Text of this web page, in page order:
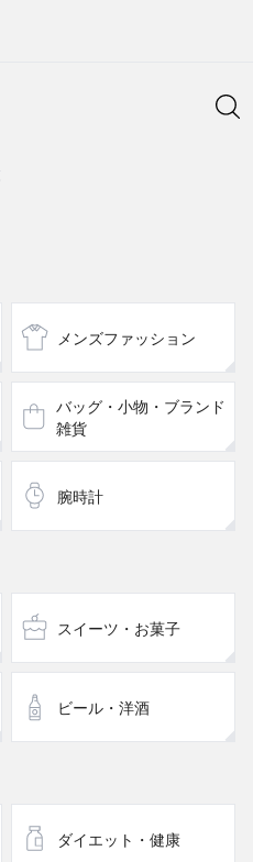
メンズファッション
バッグ・小物・ブランド
雑貨
腕時計
スイーツ・お菓子
ビール・洋酒
ダイエット・健康